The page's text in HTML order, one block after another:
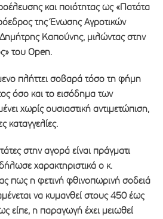
και ποιότητας ως «Πατάτα
της Ένωσης Αγροτικών
Καπούνης, μιλώντας στην
του Open.
πλήττει σοβαρά τόσο τη φήμη
όσο και το εισόδημα των
χωρίς ουσιαστική αντιμετώπιση,
καταγγελίες.
στην αγορά είναι πράγματι
χαρακτηριστικά ο κ.
πως η φετινή φθινοπωρινή σοδειά
να κυμανθεί στους 450 έως
είπε, η παραγωγή έχει μειωθεί